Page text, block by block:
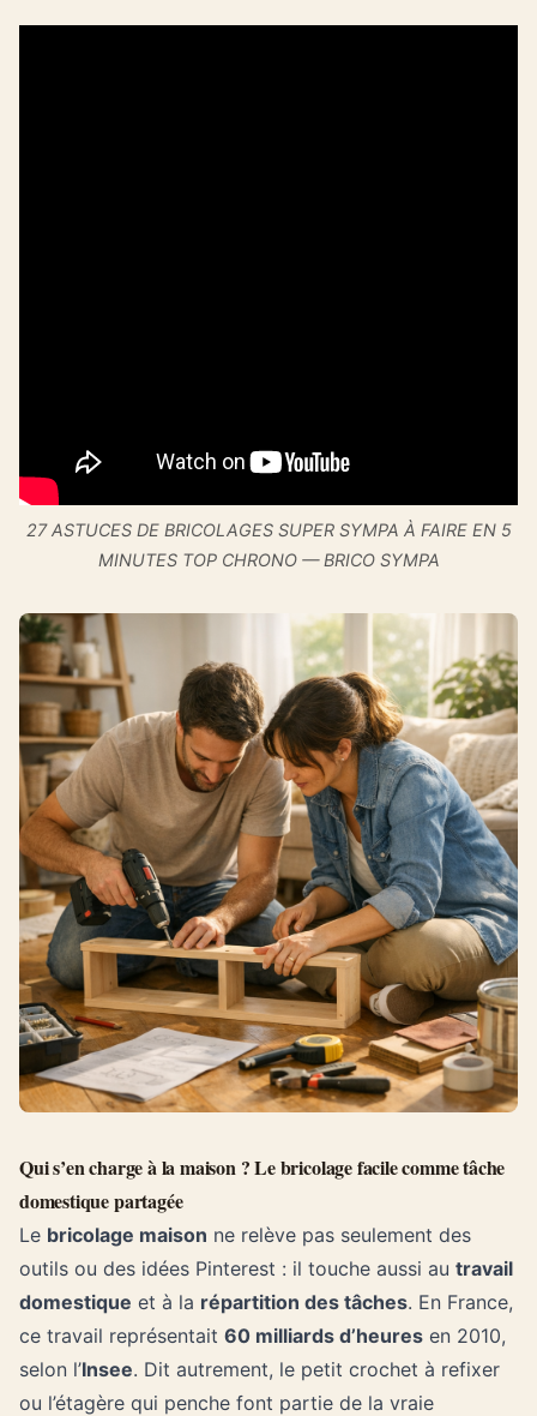
27 ASTUCES DE BRICOLAGES SUPER SYMPA À FAIRE EN 5
MINUTES TOP CHRONO — BRICO SYMPA
Qui s’en charge à la maison ? Le bricolage facile comme tâche
domestique partagée
Le bricolage maison ne relève pas seulement des
outils ou des idées Pinterest : il touche aussi au travail
domestique et à la répartition des tâches. En France,
ce travail représentait 60 milliards d’heures en 2010,
selon l’Insee. Dit autrement, le petit crochet à refixer
ou l’étagère qui penche font partie de la vraie